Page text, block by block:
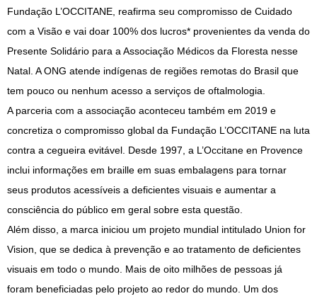
Fundação L’OCCITANE, reafirma seu compromisso de Cuidado
com a Visão e vai doar 100% dos lucros* provenientes da venda do
Presente Solidário para a Associação Médicos da Floresta nesse
Natal. A ONG atende indígenas de regiões remotas do Brasil que
tem pouco ou nenhum acesso a serviços de oftalmologia.
A parceria com a associação aconteceu também em 2019 e
concretiza o compromisso global da Fundação L’OCCITANE na luta
contra a cegueira evitável. Desde 1997, a L’Occitane en Provence
inclui informações em braille em suas embalagens para tornar
seus produtos acessíveis a deficientes visuais e aumentar a
consciência do público em geral sobre esta questão.
Além disso, a marca iniciou um projeto mundial intitulado Union for
Vision, que se dedica à prevenção e ao tratamento de deficientes
visuais em todo o mundo. Mais de oito milhões de pessoas já
foram beneficiadas pelo projeto ao redor do mundo. Um dos